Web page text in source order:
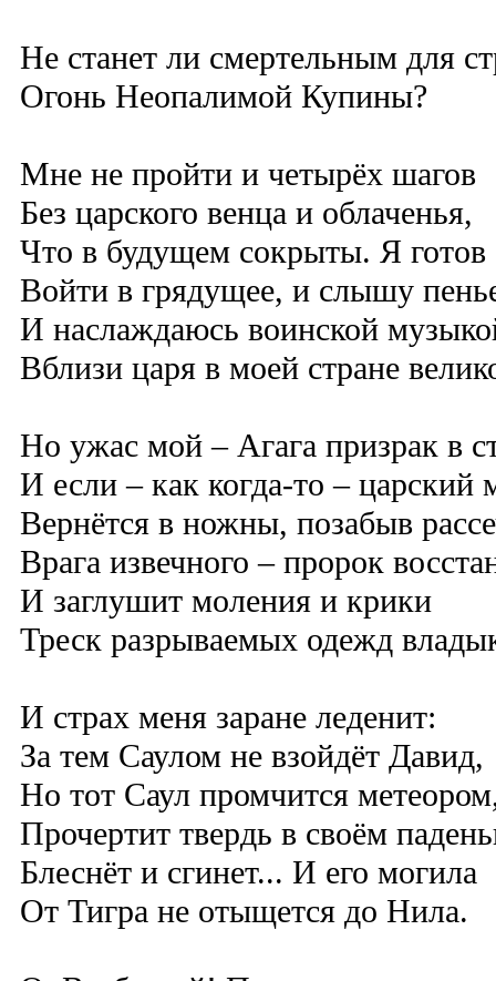
Не станет ли смертельным для
Огонь Неопалимой Купины?
Мне не пройти и четырёх шагов
Без царского венца и облаченья,
Что в будущем сокрыты. Я готов
Войти в грядущее, и слышу
И наслаждаюсь воинской
Вблизи царя в моей стране
Но ужас мой – Агага призрак в
И если – как когда-то – царский
Вернётся в ножны, позабыв
Врага извечного – пророк
И заглушит моления и крики
Треск разрываемых одежд
И страх меня заране леденит:
За тем Саулом не взойдёт Давид,
Но тот Саул промчится
Прочертит твердь в своём
Блеснёт и сгинет... И его могила
От Тигра не отыщется до Нила.